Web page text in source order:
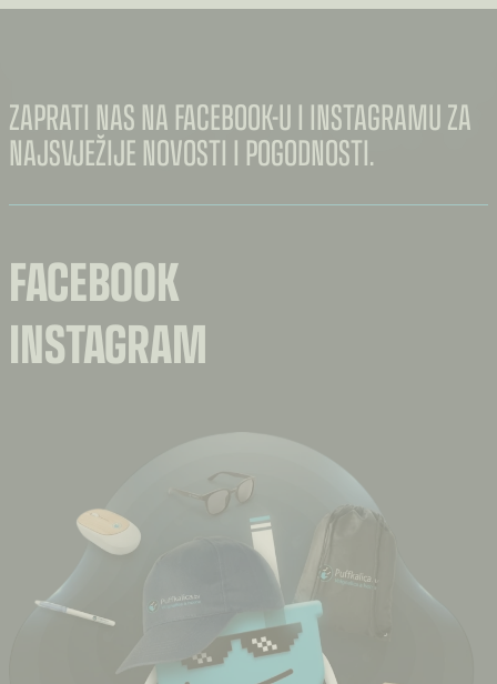
ZAPRATI NAS NA FACEBOOK-U I INSTAGRAMU ZA
NAJSVJEŽIJE NOVOSTI I POGODNOSTI.
FACEBOOK
INSTAGRAM